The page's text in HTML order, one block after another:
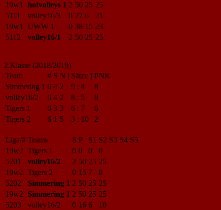
19w1
hotvolleys 1 2 50 25 25
5111
volley16/3 0 27 6
21
19w1
UWW 1 0 38 15 23
5112
volley16/1 2 50 25 25
2.Klasse (2018/2019)
Team
# S N | Sätze | PNK
Simmering 1 6 4 2 9 : 4
8
volley16/2
6 4 2 8 : 5
8
Tigers 1
6 3 3 6 : 7
6
Tigers 2
6 1 5 3 : 10 2
Liga/# Teams S P S1 S2 S3 S4 S5
19w2 Tigers 1 0 0 0
0
5201
volley16/2 2 50 25 25
19w2 Tigers 2 0 15 7
8
5202
Simmering 1 2 50 25 25
19w2
Simmering 1 2 50 25 25
5203
volley16/2 0 16 6
10